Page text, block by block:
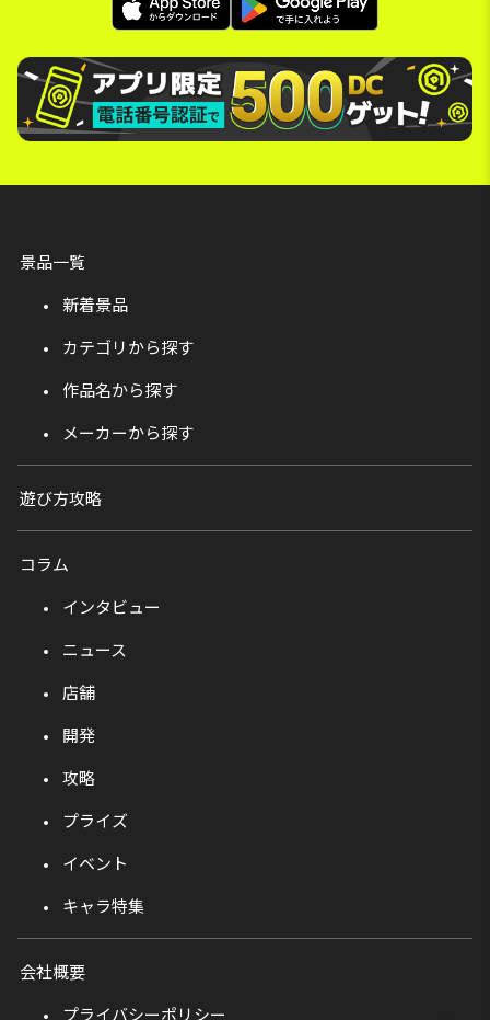
景品一覧
新着景品
カテゴリから探す
作品名から探す
メーカーから探す
遊び方攻略
コラム
インタビュー
ニュース
店舗
開発
攻略
プライズ
イベント
キャラ特集
会社概要
プライバシーポリシー